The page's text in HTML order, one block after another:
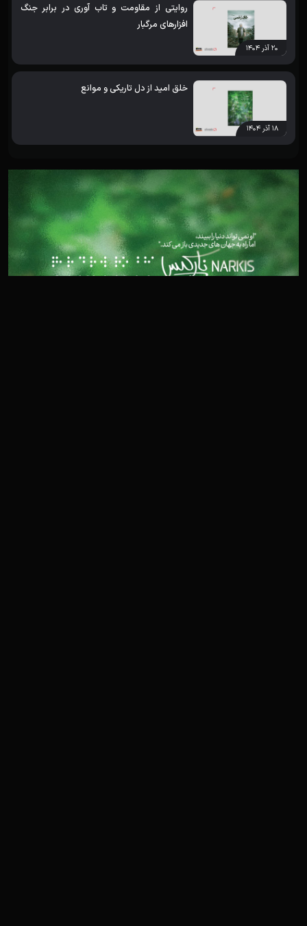
۲۰ آذر ۱۴۰۴
روایتی از مقاومت و تاب آوری در برابر جنگ
افزارهای مرگبار
۱۸ آذر ۱۴۰۴
خلق امید از دل تاریکی و موانع